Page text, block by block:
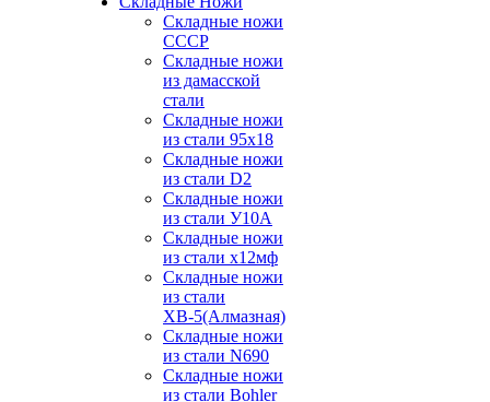
Cкладные ножи
СССР
Складные ножи
из дамасской
стали
Складные ножи
из стали 95х18
Складные ножи
из стали D2
Складные ножи
из стали У10А
Складные ножи
из стали х12мф
Складные ножи
из стали
ХВ-5(Алмазная)
Складные ножи
из стали N690
Складные ножи
из стали Bohler